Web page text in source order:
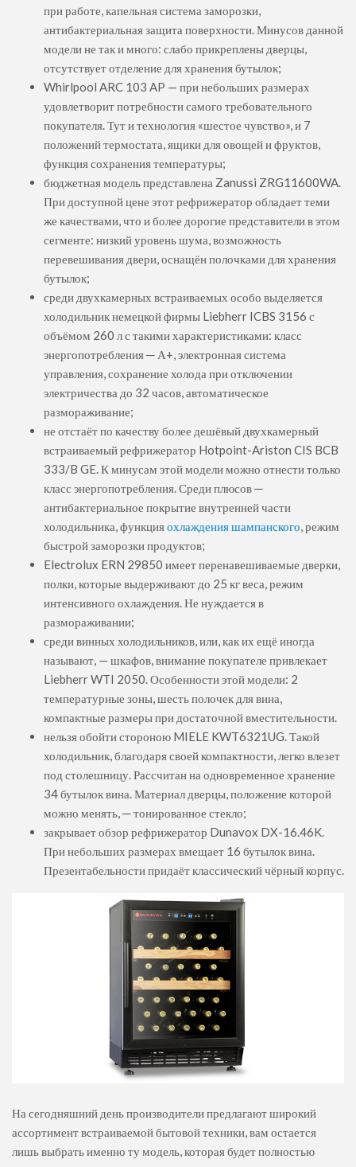
при работе, капельная система заморозки,
антибактериальная защита поверхности. Минусов данной
модели не так и много: слабо прикреплены дверцы,
отсутствует отделение для хранения бутылок;
Whirlpool ARC 103 AP — при небольших размерах
удовлетворит потребности самого требовательного
покупателя. Тут и технология «шестое чувство», и 7
положений термостата, ящики для овощей и фруктов,
функция сохранения температуры;
бюджетная модель представлена Zanussi ZRG11600WA.
При доступной цене этот рефрижератор обладает теми
же качествами, что и более дорогие представители в этом
сегменте: низкий уровень шума, возможность
перевешивания двери, оснащён полочками для хранения
бутылок;
среди двухкамерных встраиваемых особо выделяется
холодильник немецкой фирмы Liebherr ICBS 3156 с
объёмом 260 л с такими характеристиками: класс
энергопотребления ─ А+, электронная система
управления, сохранение холода при отключении
электричества до 32 часов, автоматическое
размораживание;
не отстаёт по качеству более дешёвый двухкамерный
встраиваемый рефрижератор Hotpoint-Ariston CIS BCB
333/B GE. К минусам этой модели можно отнести только
класс энергопотребления. Среди плюсов ─
антибактериальное покрытие внутренней части
холодильника, функцияохлаждения шампанского, режим
быстрой заморозки продуктов;
Electrolux ERN 29850 имеет перенавешиваемые дверки,
полки, которые выдерживают до 25 кг веса, режим
интенсивного охлаждения. Не нуждается в
размораживании;
среди винных холодильников, или, как их ещё иногда
называют, — шкафов, внимание покупателе привлекает
Liebherr WTI 2050. Особенности этой модели: 2
температурные зоны, шесть полочек для вина,
компактные размеры при достаточной вместительности.
нельзя обойти стороною MIELE KWT6321UG. Такой
холодильник, благодаря своей компактности, легко влезет
под столешницу. Рассчитан на одновременное хранение
34 бутылок вина. Материал дверцы, положение которой
можно менять, ─ тонированное стекло;
закрывает обзор рефрижератор Dunavox DX-16.46K.
При небольших размерах вмещает 16 бутылок вина.
Презентабельности придаёт классический чёрный корпус.
На сегодняшний день производители предлагают широкий
ассортимент встраиваемой бытовой техники, вам остается
лишь выбрать именно ту модель, которая будет полностью